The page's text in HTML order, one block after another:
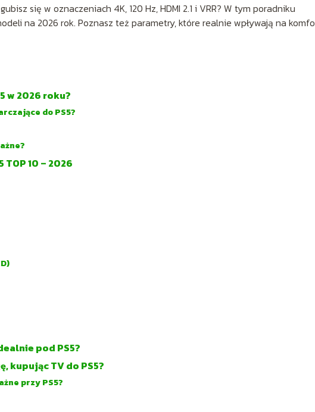
się w oznaczeniach 4K, 120 Hz, HDMI 2.1 i VRR? W tym poradniku
na 2026 rok. Poznasz też parametry, które realnie wpływają na
w 2026 roku?
do PS5?
10 – 2026
pod PS5?
kupując TV do PS5?
przy PS5?